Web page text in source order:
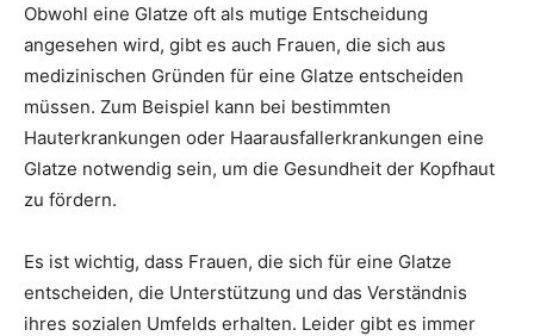
Obwohl eine Glatze oft als mutige Entscheidung
angesehen wird, gibt es auch Frauen, die sich aus
medizinischen Gründen für eine Glatze entscheiden
müssen. Zum Beispiel kann bei bestimmten
Hauterkrankungen oder Haarausfallerkrankungen eine
Glatze notwendig sein, um die Gesundheit der Kopfhaut
zu fördern.
Es ist wichtig, dass Frauen, die sich für eine Glatze
entscheiden, die Unterstützung und das Verständnis
ihres sozialen Umfelds erhalten. Leider gibt es immer